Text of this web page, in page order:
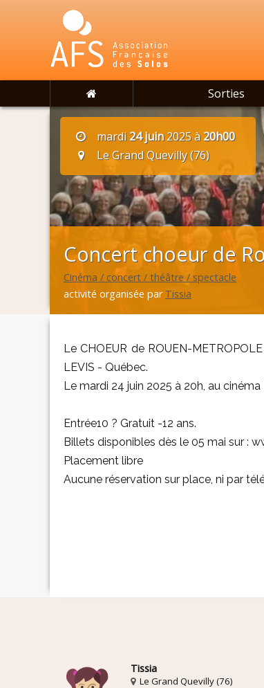
Sorties
mardi24 juin2025 à20h00
Le Grand Quevilly (76)
Concert choeur de
Cinéma / concert / théâtre / spectacle
activité organisée par Tissia
Le CHOEUR de ROUEN-
LEVIS - Québec.
Le mardi 24 juin 2025 à 20h, au
Entrée10 ? Gratuit -12 ans.
Billets disponibles dès le 05 mai sur :
Placement libre
Aucune réservation sur place, ni par
Tissia
Le Grand Quevilly (76)